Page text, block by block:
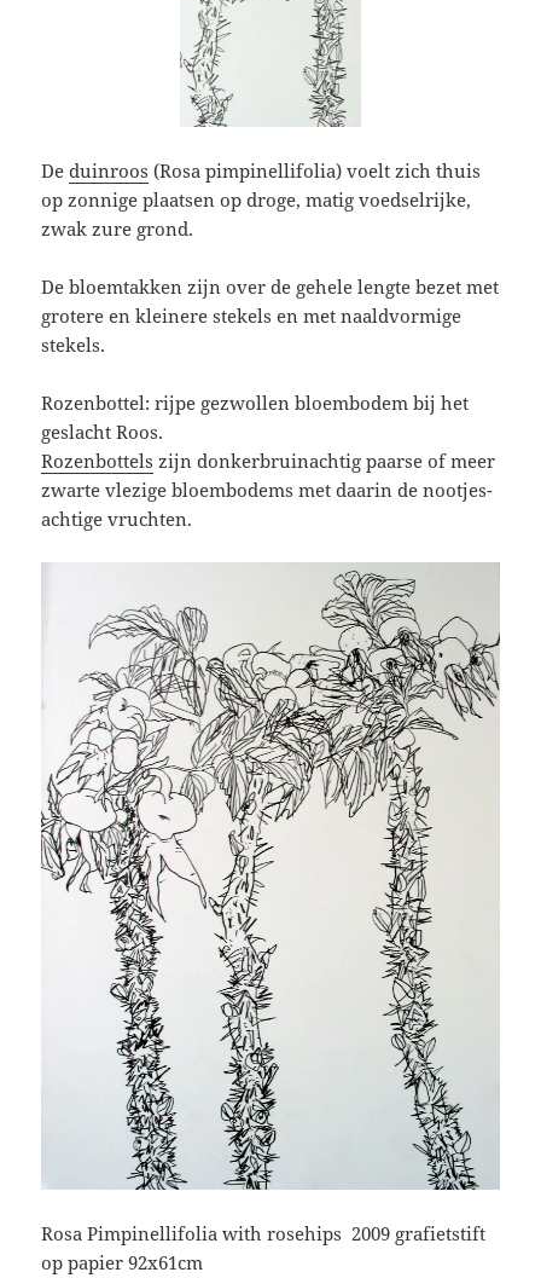
Deduinroos (Rosa pimpinellifolia) voelt zich thuis
op zonnige plaatsen op droge, matig voedselrijke,
zwak zure grond.
De bloemtakken zijn over de gehele lengte bezet met
grotere en kleinere stekels en met naaldvormige
stekels.
Rozenbottel: rijpe gezwollen bloembodem bij het
geslacht Roos.
Rozenbottels zijn donkerbruinachtig paarse of meer
zwarte vlezige bloembodems met daarin de nootjes-
achtige vruchten.
Rosa Pimpinellifolia with rosehips 2009 grafietstift
op papier 92x61cm